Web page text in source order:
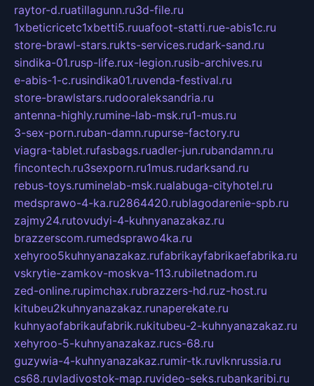
raytor-d.ruatillagunn.ru3d-file.ru
1xbeticricetc1xbetti5.ruuafoot-statti.rue-abis1c.ru
store-brawl-stars.rukts-services.rudark-sand.ru
sindika-01.rusp-life.rux-legion.rusib-archives.ru
e-abis-1-c.rusindika01.ruvenda-festival.ru
store-brawlstars.rudooraleksandria.ru
antenna-highly.rumine-lab-msk.ru1-mus.ru
3-sex-porn.ruban-damn.rupurse-factory.ru
viagra-tablet.rufasbags.ruadler-jun.rubandamn.ru
fincontech.ru3sexporn.ru1mus.rudarksand.ru
rebus-toys.ruminelab-msk.rualabuga-cityhotel.ru
medsprawo-4-ka.ru2864420.rublagodarenie-spb.ru
zajmy24.rutovudyi-4-kuhnyanazakaz.ru
brazzerscom.rumedsprawo4ka.ru
xehyroo5kuhnyanazakaz.rufabrikayfabrikaefabrika.ru
vskrytie-zamkov-moskva-113.rubiletnadom.ru
zed-online.rupimchax.rubrazzers-hd.ruz-host.ru
kitubeu2kuhnyanazakaz.runaperekate.ru
kuhnyaofabrikaufabrik.rukitubeu-2-kuhnyanazakaz.ru
xehyroo-5-kuhnyanazakaz.rucs-68.ru
guzywia-4-kuhnyanazakaz.rumir-tk.ruvlknrussia.ru
cs68.ruvladivostok-map.ruvideo-seks.rubankaribi.ru